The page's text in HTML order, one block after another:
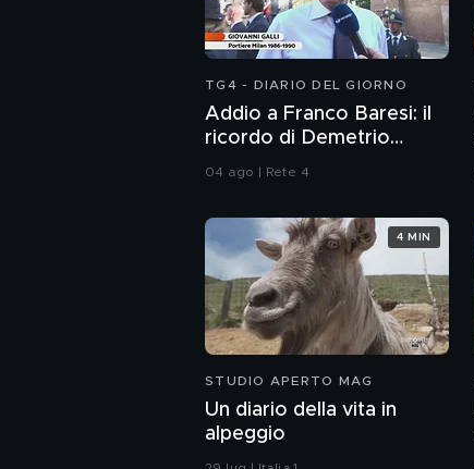
TG4 - DIARIO DEL GIORNO
Addio a Franco Baresi: il
ricordo di Demetrio
Albertini, Clarence
04 ago | Rete 4
STUDIO APERTO MAG
Un diario della vita in
alpeggio
4 MIN